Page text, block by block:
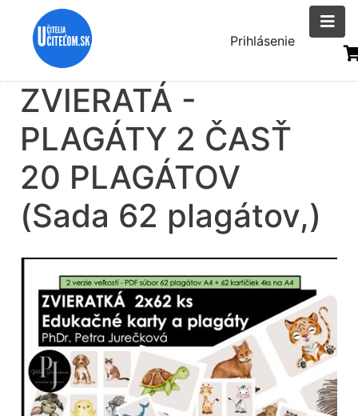
Menu
Prihlásenie
ZVIERATÁ -
PLAGÁTY 2 ČASŤ
20 PLAGÁTOV
(Sada 62 plagátov,)